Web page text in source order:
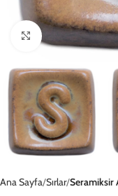
Büyütmek için
Ana Sayfa Sırlar Seramiksir